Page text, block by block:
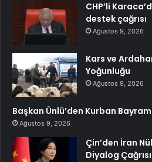
CHP’li
destek çağrısı
Ağustos 9, 2026
Kars ve
Yoğunluğu
Ağustos 9, 2026
Başkan Ünlü’den Kurban
Ağustos 9, 2026
Çin’den İran
Diyalog Çağrısı